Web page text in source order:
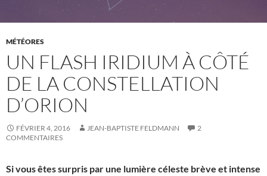
MÉTÉORES
UN FLASH IRIDIUM À CÔTÉ
DE LA CONSTELLATION
D’ORION
FÉVRIER 4, 2016 JEAN-BAPTISTE FELDMANN
2
COMMENTAIRES
Si vous êtes surpris par une lumière céleste brève et intense